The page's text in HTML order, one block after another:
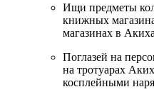
Ищи предметы
книжных
магазинах в
Поглазей на
на тротуарах
косплейными